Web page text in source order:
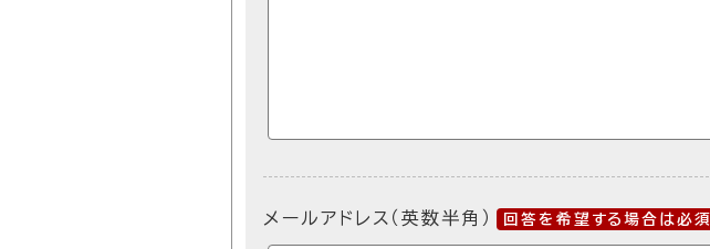
メールアドレス（英数半角） 回答を希望する場合は必須